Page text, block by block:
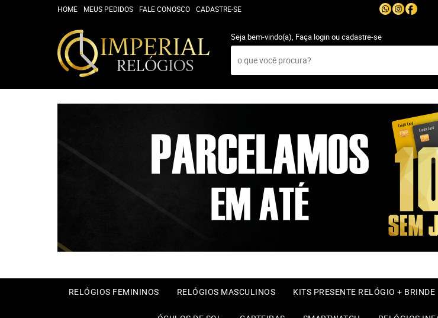
HOME MEUS PEDIDOS FALE CONOSCO CADASTRE-SE
Seja bem-vindo(a), Faça loginoucadastre-se
RELÓGIOS FEMININOS RELÓGIOS MASCULINOS KITS PRESENTE RELÓGIO + BRINDE